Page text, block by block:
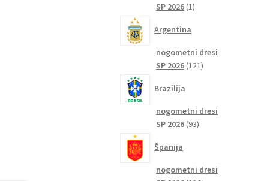
SP 2026 11
Argentina
nogometni dresi
SP 2026 121121
Brazilija
nogometni dresi
SP 2026 9393
Španija
nogometni dresi